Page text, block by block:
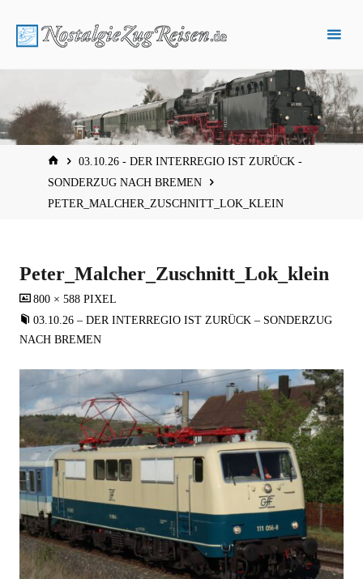
Inhalt
START
03.10.26 - DER INTERREGIO IST ZURÜCK -
SONDERZUG NACH BREMEN
PETER_MALCHER_ZUSCHNITT_LOK_KLEIN
Peter_Malcher_Zuschnitt_Lok_klein
VOLLSTÄNDIGE
GRÖSSE
800 × 588PIXEL
03.10.26 – DER INTERREGIO IST ZURÜCK – SONDERZUG
NACH BREMEN